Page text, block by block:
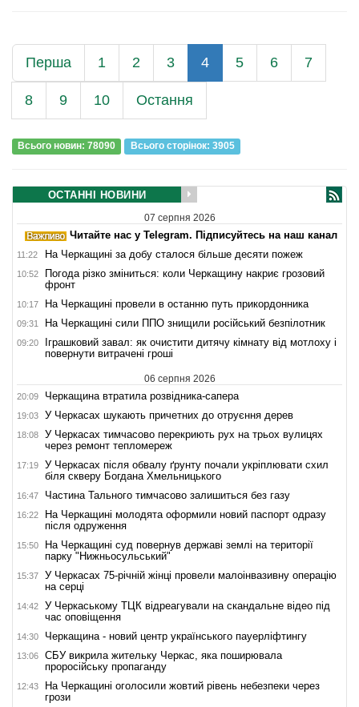
Перша 1 2 3 4 5 6 7
8 9 10 Остання
Всього новин: 78090 Всього сторiнок: 3905
ОСТАННІ НОВИНИ
07 серпня 2026
Читайте нас у Telegram. Підписуйтесь на наш канал
11:22 На Черкащині за добу сталося більше десяти пожеж
10:52
Погода різко зміниться: коли Черкащину накриє грозовий
фронт
10:17 На Черкащині провели в останню путь прикордонника
09:31 На Черкащині сили ППО знищили російський безпілотник
09:20
Іграшковий завал: як очистити дитячу кімнату від мотлоху і
повернути витрачені гроші
06 серпня 2026
20:09 Черкащина втратила розвідника-сапера
19:03 У Черкасах шукають причетних до отруєння дерев
18:08
У Черкасах тимчасово перекриють рух на трьох вулицях
через ремонт тепломереж
17:19
У Черкасах після обвалу ґрунту почали укріплювати схил
біля скверу Богдана Хмельницького
16:47 Частина Тального тимчасово залишиться без газу
16:22
На Черкащині молодята оформили новий паспорт одразу
після одруження
15:50
На Черкащині суд повернув державі землі на території
парку "Нижньосульський"
15:37
У Черкасах 75-річній жінці провели малоінвазивну операцію
на серці
14:42
У Черкаському ТЦК відреагували на скандальне відео під
час оповіщення
14:30 Черкащина - новий центр українського пауерліфтингу
13:06
СБУ викрила жительку Черкас, яка поширювала
проросійську пропаганду
12:43
На Черкащині оголосили жовтий рівень небезпеки через
грози